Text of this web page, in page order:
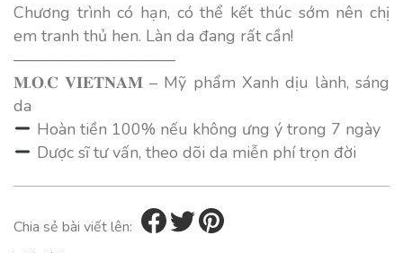
Chương trình có hạn, có thể kết thúc sớm nên chị
em tranh thủ hen. Làn da đang rất cần!
——————————
𝐌.𝐎.𝐂 𝐕𝐈𝐄𝐓𝐍𝐀𝐌 – Mỹ phẩm Xanh dịu lành, sáng
da
Hoàn tiền 100% nếu không ưng ý trong 7 ngày
Dược sĩ tư vấn, theo dõi da miễn phí trọn đời
Chia sẻ bài viết lên: